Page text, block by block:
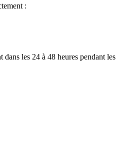
:
dans les 24 à 48 heures pendant les